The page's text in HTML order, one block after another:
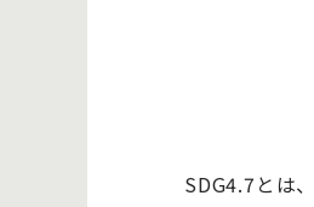
SDG4.7とは